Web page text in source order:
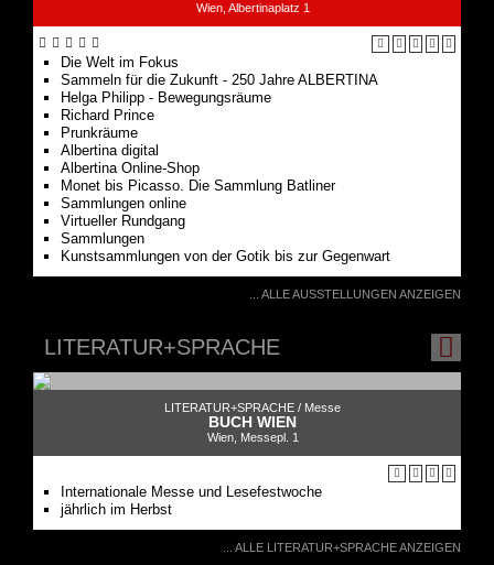
Sammeln für die Zukunft - 250 Jahre ALBERTINA
Helga Philipp - Bewegungsräume
Richard Prince
Prunkräume
Albertina digital
Albertina Online-Shop
Monet bis Picasso. Die Sammlung Batliner
Sammlungen online
Virtueller Rundgang
Sammlungen
Kunstsammlungen von der Gotik bis zur Gegenwart
LITERATUR+SPRACHE
LITERATUR+SPRACHE /
BUCH WIEN
Internationale Messe und Lesefestwoche
... ALLE LITERATUR+SPRACHE ANZEIGEN
FAMILIE+KINDER